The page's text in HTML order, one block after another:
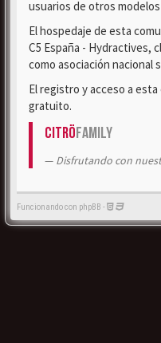
usuarios de otros modelos
El hospedaje de esta
C5 España - Hydractives,
como asociación nacional
El registro y acceso a
gratuito.
CitröFamily
Disfrutando con
Funcionando con phpBB -